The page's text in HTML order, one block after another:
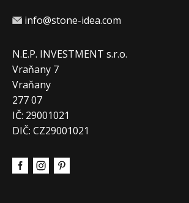
info@stone-idea.com
N.E.P. INVESTMENT s.r.o.
Vraňany 7
Vraňany
277 07
IČ: 29001021
DIČ: CZ29001021